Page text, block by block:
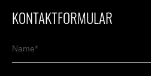
KONTAKTFORMULAR